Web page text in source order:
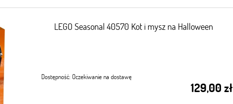
LEGO Seasonal 40570 Kot i mysz na Halloween
Dostępność: Oczekiwanie na dostawę
129,00 zł